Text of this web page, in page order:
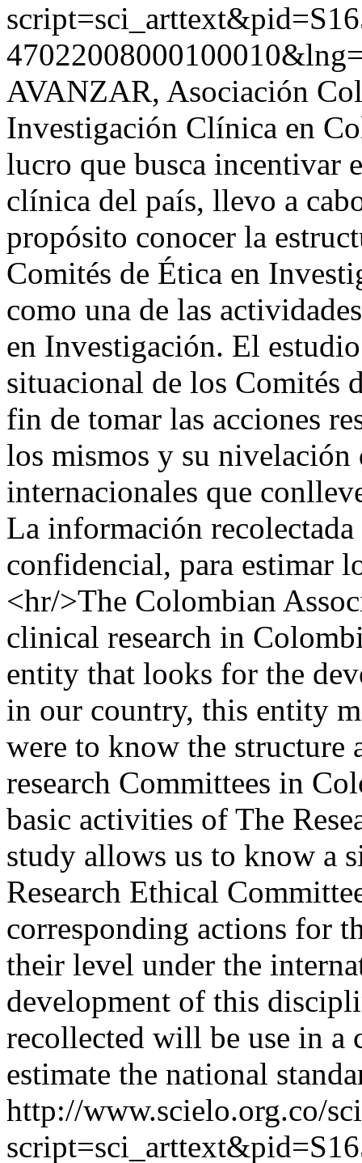
AVANZAR, Asociación
Investigación Clínica en
lucro que busca incentivar
clínica del país, llevo a
propósito conocer la
Comités de Ética en
como una de las
en Investigación. El
situacional de los Comités
fin de tomar las acciones
los mismos y su nivelación
internacionales que
La información
confidencial, para estimar
<hr/>The Colombian
clinical research in
entity that looks for the
in our country, this entity
were to know the structure
research Committees in
basic activities of The
study allows us to know a
Research Ethical
corresponding actions for
their level under the
development of this
recollected will be use in
estimate the national
http://www.scielo.org.co/